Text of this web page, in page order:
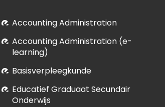
Accounting Administration
Accounting Administration (e-
learning)
Basisverpleegkunde
Educatief Graduaat Secundair
Onderwijs